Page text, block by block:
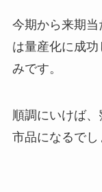
今期から来期
は量産化に成
みです。
順調にいけば
市品になるでし